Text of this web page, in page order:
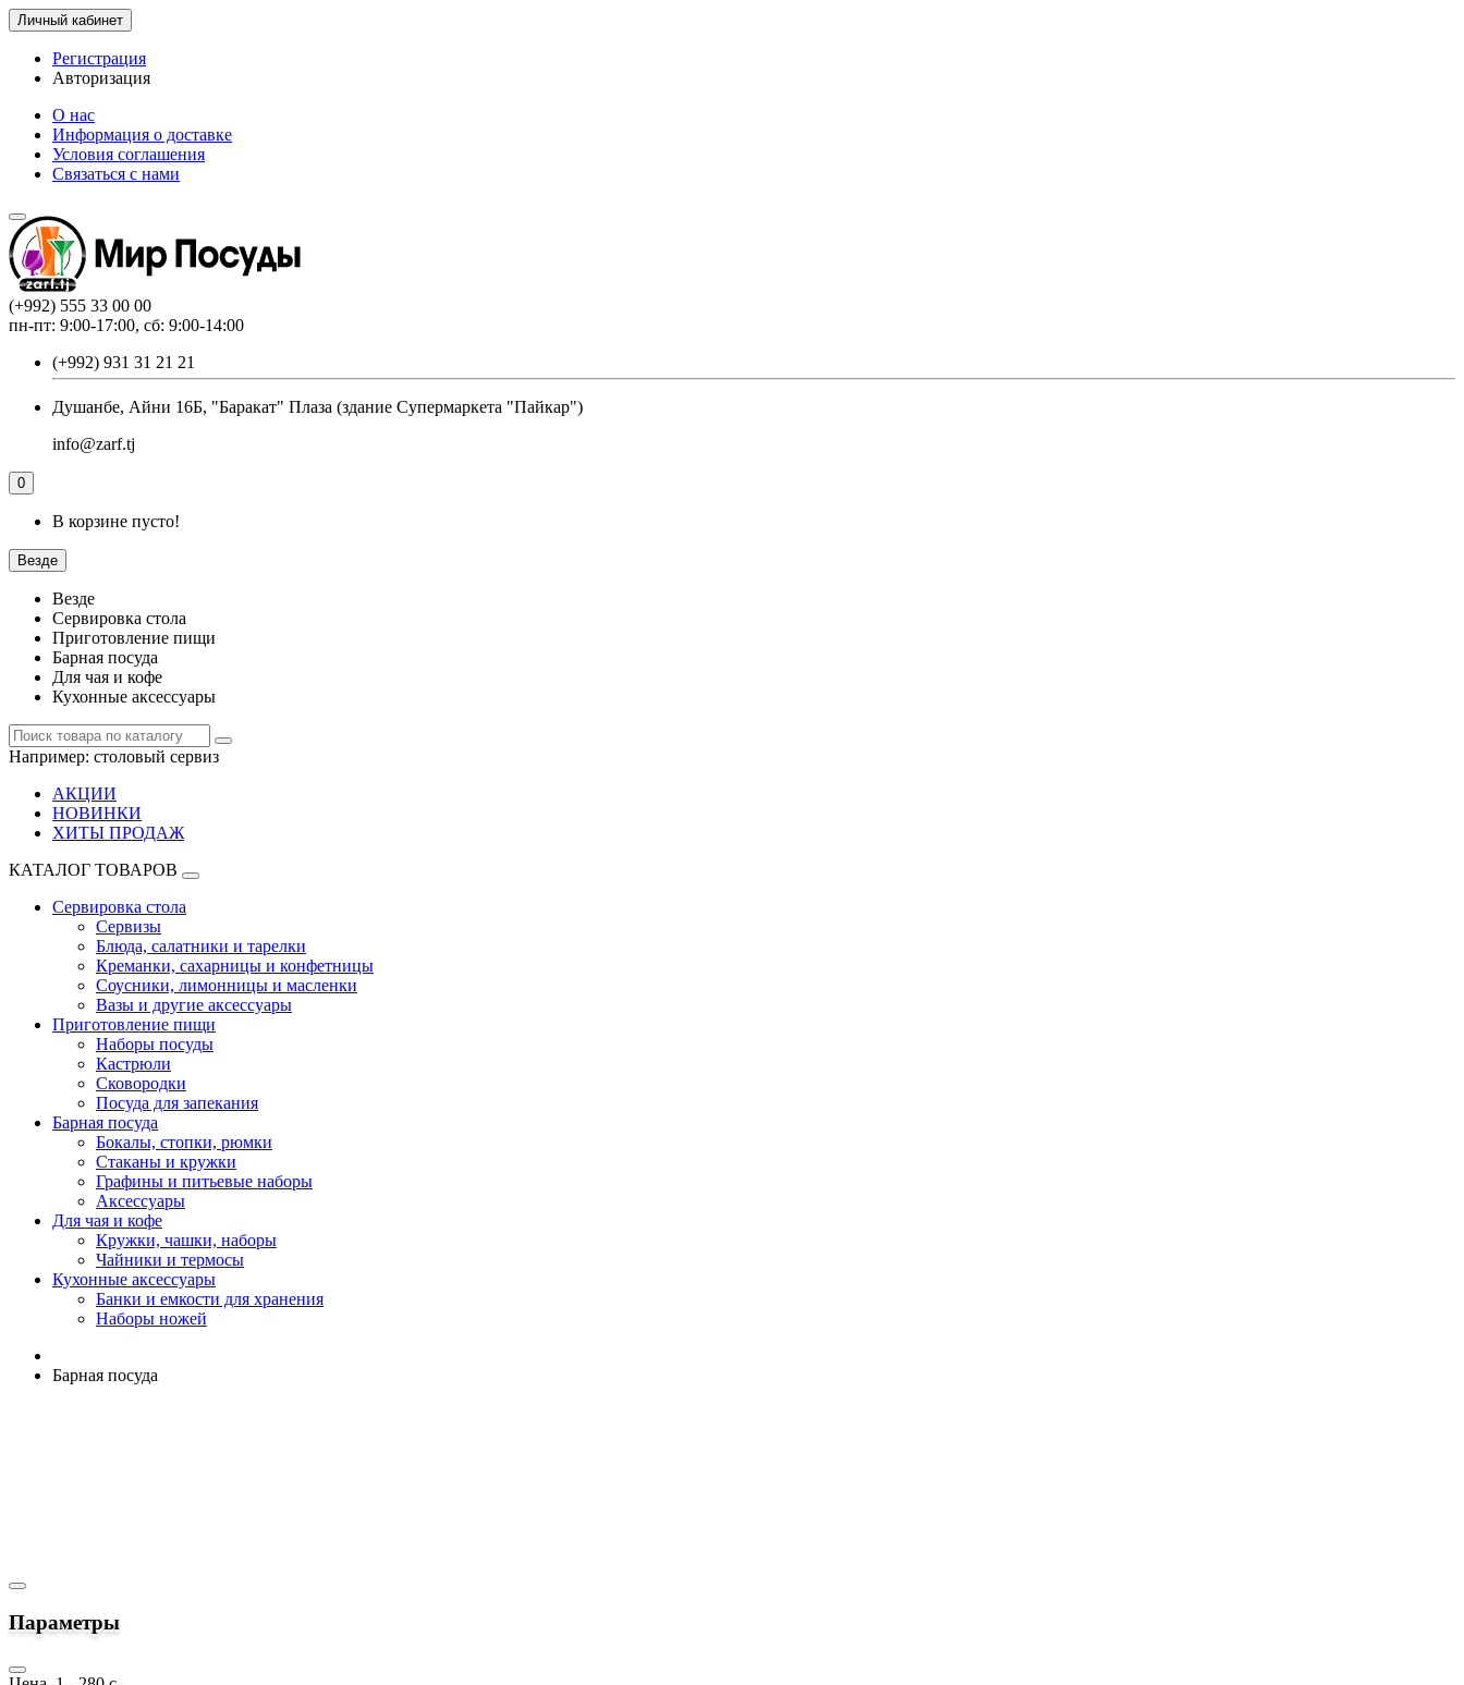
Личный кабинет
Регистрация
Авторизация
О нас
Информация о доставке
Условия соглашения
Связаться с нами
(+992) 555 33 00 00
пн-пт: 9:00-17:00, сб: 9:00-14:00
(+992) 931 31 21 21
Душанбе, Айни 16Б, "Баракат" Плаза (здание Супермаркета "Пайкар")
info@zarf.tj
0
В корзине пусто!
Везде
Везде
Сервировка стола
Приготовление пищи
Барная посуда
Для чая и кофе
Кухонные аксессуары
Например: столовый сервиз
АКЦИИ
НОВИНКИ
ХИТЫ ПРОДАЖ
КАТАЛОГ ТОВАРОВ
Сервировка стола
Сервизы
Блюда, салатники и тарелки
Креманки, сахарницы и конфетницы
Соусники, лимонницы и масленки
Вазы и другие аксессуары
Приготовление пищи
Наборы посуды
Кастрюли
Сковородки
Посуда для запекания
Барная посуда
Бокалы, стопки, рюмки
Стаканы и кружки
Графины и питьевые наборы
Аксессуары
Для чая и кофе
Кружки, чашки, наборы
Чайники и термосы
Кухонные аксессуары
Банки и емкости для хранения
Наборы ножей
Барная посуда
Параметры